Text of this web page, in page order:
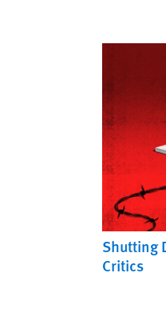
Shutting
Critics